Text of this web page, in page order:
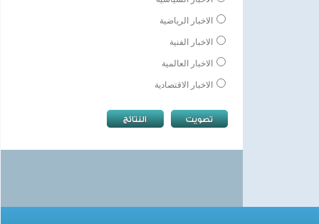
الاخبار الرياضية
الاخبار الفنية
الاخبار العالمية
الاخبار الاقتصادية